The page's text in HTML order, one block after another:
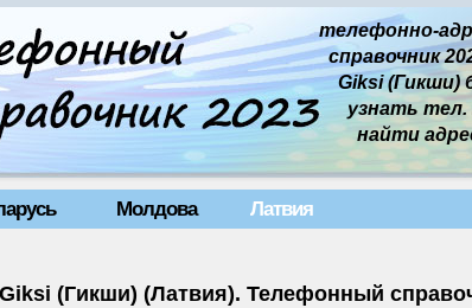
телефонно-
справочник
Giksi (Гикши)
узнать тел.
найти
Молдова Латвия
(Гикши) (Латвия). Телефонный